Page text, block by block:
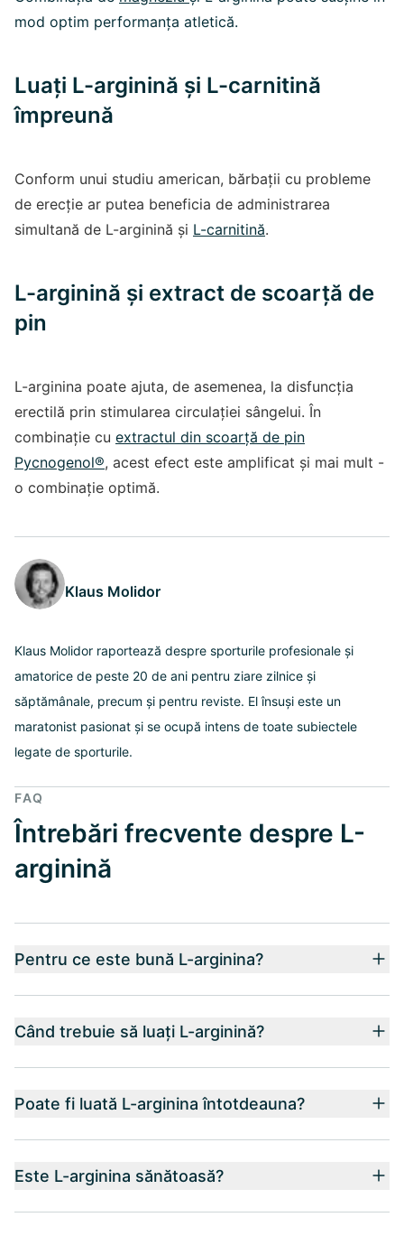
mod optim performanța atletică.
Luați L-arginină și L-carnitină
împreună
Conform unui studiu american, bărbații cu probleme
de erecție ar putea beneficia de administrarea
simultană de L-arginină și L-carnitină.
L-arginină și extract de scoarță de
pin
L-arginina poate ajuta, de asemenea, la disfuncția
erectilă prin stimularea circulației sângelui. În
combinație cu extractul din scoarță de pin
Pycnogenol®, acest efect este amplificat și mai mult -
o combinație optimă.
Klaus Molidor
Klaus Molidor raportează despre sporturile profesionale și
amatorice de peste 20 de ani pentru ziare zilnice și
săptămânale, precum și pentru reviste. El însuși este un
maratonist pasionat și se ocupă intens de toate subiectele
legate de sporturile.
FAQ
Întrebări frecvente despre L-
arginină
Pentru ce este bună L-arginina?
Când trebuie să luați L-arginină?
Poate fi luată L-arginina întotdeauna?
Este L-arginina sănătoasă?